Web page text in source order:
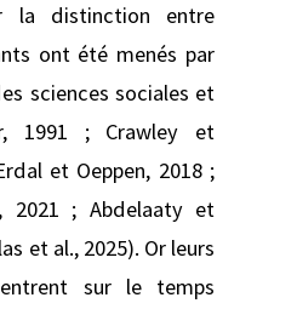
la distinction entre
ont été menés par
sciences sociales et
1991 ; Crawley et
et Oeppen, 2018 ;
2021 ; Abdelaaty et
et al., 2025). Or leurs
sur le temps